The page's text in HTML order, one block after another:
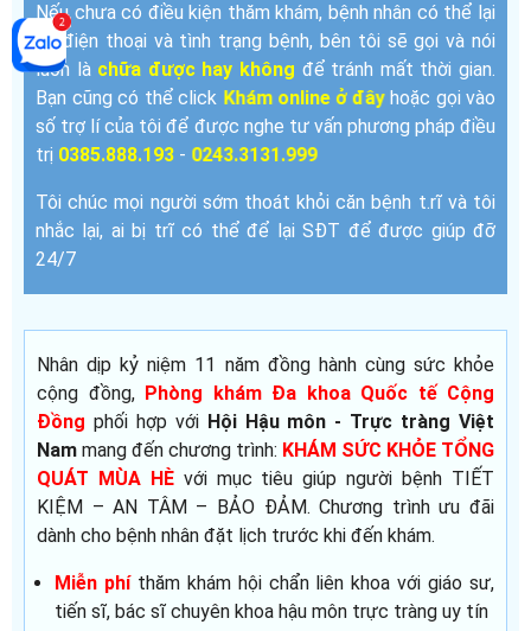
Nếu chưa có điều kiện thăm khám, bệnh nhân có thể lại
số điện thoại và tình trạng bệnh, bên tôi sẽ gọi và nói
luôn là chữa được hay không để tránh mất thời gian.
Bạn cũng có thể click Khám online ở đây hoặc gọi vào
số trợ lí của tôi để được nghe tư vấn phương pháp điều
trị 0385.888.193 - 0243.3131.999
Tôi chúc mọi người sớm thoát khỏi căn bệnh t.rĩ và tôi
nhắc lại, ai bị trĩ có thể để lại SĐT để được giúp đỡ
24/7
Nhân dịp kỷ niệm 11 năm đồng hành cùng sức khỏe
cộng đồng, Phòng khám Đa khoa Quốc tế Cộng
Đồng phối hợp với Hội Hậu môn - Trực tràng Việt
Nam mang đến chương trình: KHÁM SỨC KHỎE TỔNG
QUÁT MÙA HÈvới mục tiêu giúp người bệnh TIẾT
KIỆM – AN TÂM – BẢO ĐẢM. Chương trình ưu đãi
dành cho bệnh nhân đặt lịch trước khi đến khám.
Miễn phíthăm khám hội chẩn liên khoa với giáo sư,
tiến sĩ, bác sĩ chuyên khoa hậu môn trực tràng uy tín